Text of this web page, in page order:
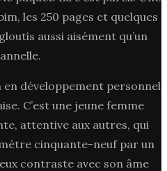
les 250 pages et quelques
aussi aisément qu’un
en développement personnel
C’est une jeune femme
attentive aux autres, qui
cinquante-neuf par un
contraste avec son âme